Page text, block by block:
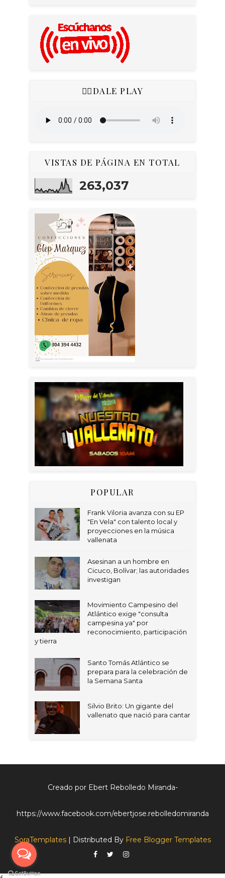
👇🏻DALE PLAY
VISTAS DE PÁGINA EN TOTAL
263,037
POPULAR
Frank Viloria avanza con su EP
"En Vela" con talento local y
proyecciones en la música
vallenata
Asesinan a un hombre en
Cicuco, Bolívar; las autoridades
investigan
Movimiento Campesino del
Atlántico exige "consulta
campesina ya" por
reconocimiento, participación
y tierra
Santo Tomás Atlántico se
prepara para la celebración de
la Semana Santa
Silvio Brito: Un gigante del
vallenato que nació para cantar
Creado por Ebert Rebolledo Miranda-
https://www.facebook.com/ebertjose.rebolledomiranda
SoraTemplates| Distributed By Free Blogger Templates